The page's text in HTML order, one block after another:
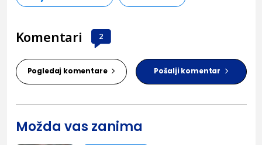
Komentari 2
Pogledaj komentare Pošalji komentar
Možda vas zanima